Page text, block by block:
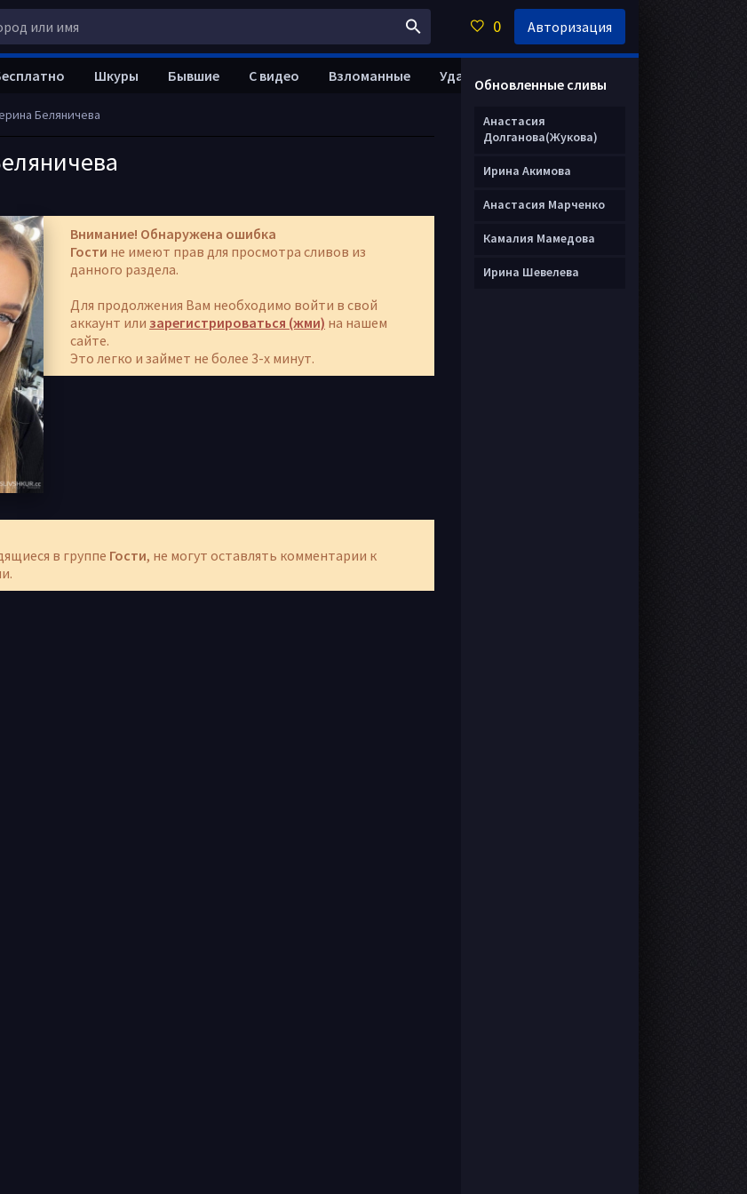
Беляничева
Внимание! Обнаружена ошибка
Гости не имеют прав для просмотра сливов из
данного раздела.
Для продолжения Вам необходимо войти в свой
аккаунт или зарегистрироваться (жми) на нашем
сайте.
Это легко и займет не более 3-х минут.
в группе Гости, не могут оставлять комментарии к
Шкуры Бывшие С видео Взломанные Удалить анкету
Обновленные сливы
Анастасия
Долганова(Жукова)
Ирина Акимова
Анастасия Марченко
Камалия Мамедова
Ирина Шевелева
0 Авторизация